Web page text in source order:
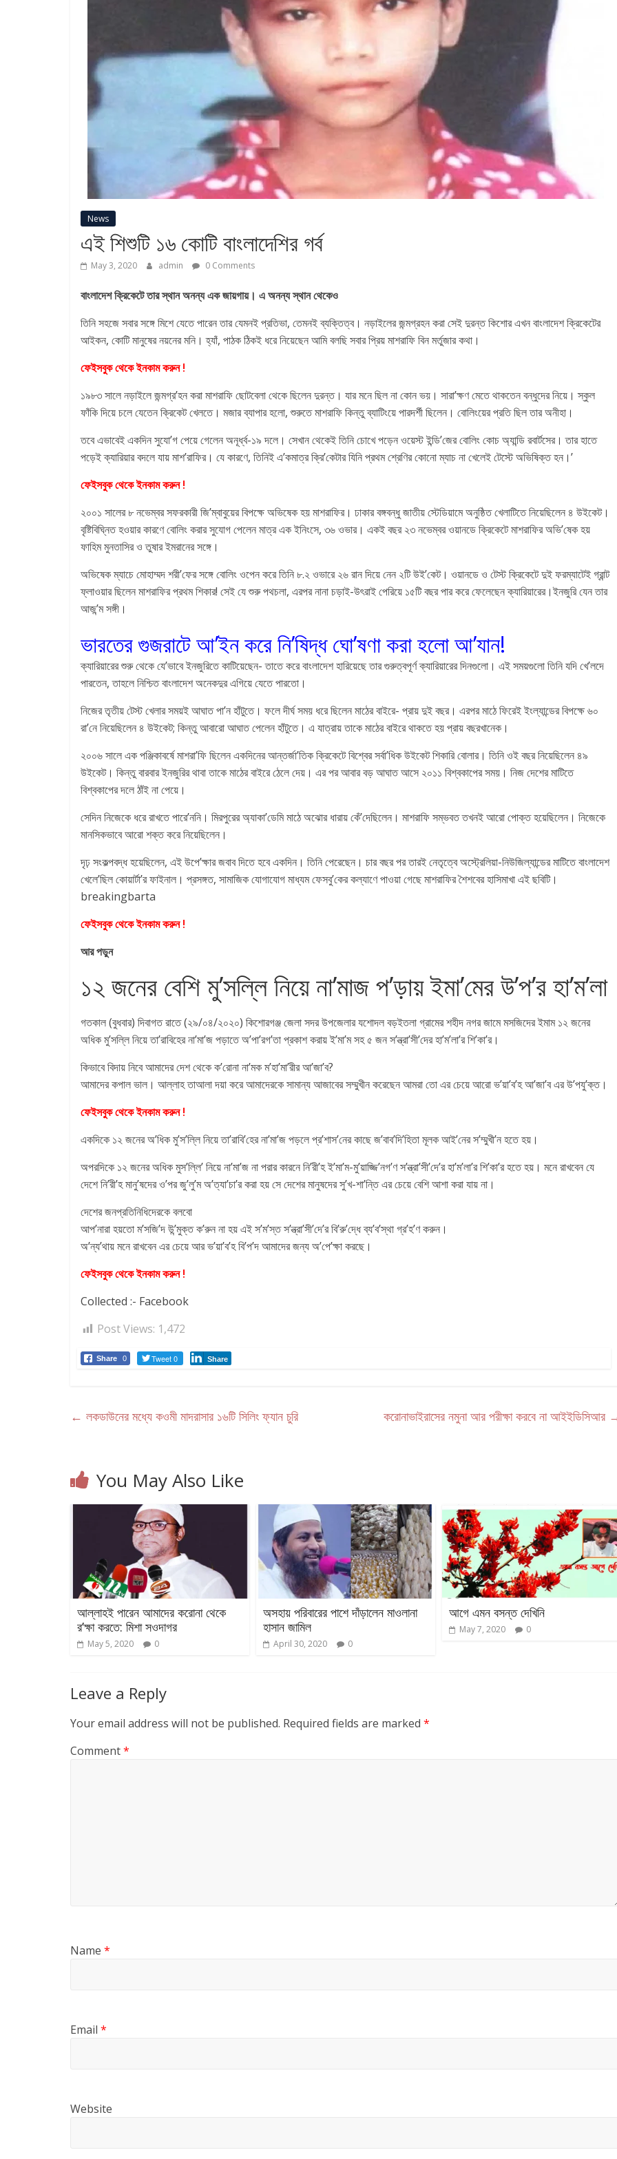
m
News
এই শিশুটি ১৬ কোটি বাংলাদেশির গর্ব
May 3, 2020 admin 0 Comments
বাংলাদেশ ক্রিকেটে তার স্থান অনন্য এক জায়গায়। এ অনন্য স্থান থেকেও
তিনি সহজে সবার সঙ্গে মিশে যেতে পারেন তার যেমনই প্রতিভা, তেমনই ব্যক্তিত্ব। নড়াইলের জন্মগ্রহন করা সেই দুরন্ত কিশোর এখন বাংলাদেশ ক্রিকেটের
আইকন, কোটি মানুষের নয়নের মনি। হ্যাঁ, পাঠক ঠিকই ধরে নিয়েছেন আমি বলছি সবার প্রিয় মাশরাফি বিন মর্তুজার কথা।
ফেইসবুক থেকে ইনকাম করুন !
১৯৮৩ সালে নড়াইলে জন্মগ্র’হন করা মাশরাফি ছোটবেলা থেকে ছিলেন দুরন্ত। যার মনে ছিল না কোন ভয়। সারা’ক্ষণ মেতে থাকতেন বন্ধুদের নিয়ে। স্কুল
ফাঁকি দিয়ে চলে যেতেন ক্রিকেট খেলতে। মজার ব্যাপার হলো, শুরুতে মাশরাফি কিন্তু ব্যাটিংয়ে পারদর্শী ছিলেন। বোলিংয়ের প্রতি ছিল তার অনীহা।
তবে এভাবেই একদিন সুযো’গ পেয়ে গেলেন অনূর্ধ্ব-১৯ দলে। সেখান থেকেই তিনি চোখে পড়েন ওয়েস্ট ইন্ডি’জের বোলিং কোচ অ্যান্ডি রবার্টসের। তার হাতে
পড়েই ক্যারিয়ার বদলে যায় মাশ’রাফির। যে কারণে, তিনিই এ’কমাত্র ক্রি’কেটার যিনি প্রথম শ্রেণির কোনো ম্যাচ না খেলেই টেস্টে অভিষিক্ত হন।’
ফেইসবুক থেকে ইনকাম করুন !
২০০১ সালের ৮ নভেম্বর সফরকারী জি’ম্বাবুয়ের বিপক্ষে অভিষেক হয় মাশরাফির। ঢাকার বঙ্গবন্ধু জাতীয় স্টেডিয়ামে অনুষ্ঠিত খেলাটিতে নিয়েছিলেন ৪ উইকেট।
বৃষ্টিবিঘ্নিত হওয়ার কারণে বোলিং করার সুযোগ পেলেন মাত্র এক ইনিংসে, ৩৬ ওভার। একই বছর ২৩ নভেম্বর ওয়ানডে ক্রিকেটে মাশরাফির অভি’ষেক হয়
ফাহিম মুনতাসির ও তুষার ইমরানের সঙ্গে।
অভিষেক ম্যাচে মোহাম্মদ শরী’ফের সঙ্গে বোলিং ওপেন করে তিনি ৮.২ ওভারে ২৬ রান দিয়ে নেন ২টি উই’কেট। ওয়ানডে ও টেস্ট ক্রিকেটে দুই ফরম্যাটেই গ্রান্ট
ফ্লাওয়ার ছিলেন মাশরাফির প্রথম শিকার! সেই যে শুরু পথচলা, এরপর নানা চড়াই-উৎরাই পেরিয়ে ১৫টি বছর পার করে ফেলেছেন ক্যারিয়ারের।ইনজুরি যেন তার
আজ’ন্ম সঙ্গী।
ভারতের গুজরাটে আ’ইন করে নি’ষিদ্ধ ঘো’ষণা করা হলো আ’যান!
ক্যারিয়ারের শুরু থেকে যে’ভাবে ইনজুরিতে কাটিয়েছেন- তাতে করে বাংলাদেশ হারিয়েছে তার গুরুত্বপূর্ণ ক্যারিয়ারের দিনগুলো। এই সময়গুলো তিনি যদি খে’লদে
পারতেন, তাহলে নিশ্চিত বাংলাদেশ অনেকদুর এগিয়ে যেতে পারতো।
নিজের তৃতীয় টেস্ট খেলার সময়ই আঘাত পা’ন হাঁটুতে। ফলে দীর্ঘ সময় ধরে ছিলেন মাঠের বাইরে- প্রায় দুই বছর। এরপর মাঠে ফিরেই ইংল্যান্ডের বিপক্ষে ৬০
রা’নে নিয়েছিলেন ৪ উইকেট; কিন্তু আবারো আঘাত পেলেন হাঁটুতে। এ যাত্রায় তাকে মাঠের বাইরে থাকতে হয় প্রায় বছরখানেক।
২০০৬ সালে এক পঞ্জিকাবর্ষে মাশরা’ফি ছিলেন একদিনের আন্তর্জা’তিক ক্রিকেটে বিশ্বের সর্বা’ধিক উইকেট শিকারি বোলার। তিনি ওই বছর নিয়েছিলেন ৪৯
উইকেট। কিন্তু বারবার ইনজুরির থাবা তাকে মাঠের বাইরে ঠেলে দেয়। এর পর আবার বড় আঘাত আসে ২০১১ বিশ্বকাপের সময়। নিজ দেশের মাটিতে
বিশ্বকাপের দলে ঠাঁই না পেয়ে।
সেদিন নিজেকে ধরে রাখতে পারে’ননি। মিরপুরের অ্যাকা’ডেমি মাঠে অঝোর ধারায় কেঁ’দেছিলেন। মাশরাফি সম্ভবত তখনই আরো পোক্ত হয়েছিলেন। নিজেকে
মানসিকভাবে আরো শক্ত করে নিয়েছিলেন।
দৃঢ় সংকল্পবদ্ধ হয়েছিলেন, এই উপে’ক্ষার জবাব দিতে হবে একদিন। তিনি পেরেছেন। চার বছর পর তারই নেতৃত্বে অস্ট্রেলিয়া-নিউজিল্যান্ডের মাটিতে বাংলাদেশ
খেলে’ছিল কোয়ার্টা’র ফাইনাল। প্রসঙ্গত, সামাজিক যোগাযোগ মাধ্যম ফেসবু’কের কল্যাণে পাওয়া গেছে মাশরাফির শৈশবের হাসিমাখা এই ছবিটি।
breakingbarta
ফেইসবুক থেকে ইনকাম করুন !
আর পড়ুন
১২ জনের বেশি মু’সল্লি নিয়ে না’মাজ প’ড়ায় ইমা’মের উ’প’র হা’ম’লা
গতকাল (বুধবার) দিবাগত রাতে (২৯/০৪/২০২০) কিশোরগঞ্জ জেলা সদর উপজেলার যশোদল বড়ইতলা গ্রামের শহীদ নগর জামে মসজিদের ইমাম ১২ জনের
অধিক মু’সল্লি নিয়ে তা’রাবিহের না’মা’জ পড়াতে অ’পা’রগ’তা প্রকাশ করায় ই’মা’ম সহ ৫ জন স’ন্ত্রা’সী’দের হা’ম’লা’র শি’কা’র।
কিভাবে বিদায় নিবে আমাদের দেশ থেকে ক’রোনা না’মক ম’হা’মা’রীর আ’জা’ব?
আমাদের কপাল ভাল‌। আল্লাহ তাআলা দয়া করে আমাদেরকে সামান্য আজাবের সম্মুখীন করেছেন আমরা তো এর চেয়ে আরো ভ’য়া’ব’হ আ’জা’ব এর উ’পযু’ক্ত।
ফেইসবুক থেকে ইনকাম করুন !
একদিকে ১২ জনের অ’ধিক মু’স’ল্লি নিয়ে তা’রাবি’হের না’মা’জ পড়লে প্র’শাস’নের কাছে জ’বাব’দি’হিতা মূলক আই’নের স’ম্মুখী’ন হতে হয়।
অপরদিকে ১২ জনের অধিক মুস’ল্লি’ নিয়ে না’মা’জ না পরার কারনে নি’রী’হ ই’মা’ম-মু’য়াজ্জি’নগ’ণ স’ন্ত্রা’সী’দে’র হা’ম’লা’র শি’কা’র হতে হয়। মনে রাখবেন যে
দেশে নি’রী’হ মানু’ষদের ও’পর জু’লু’ম অ’ত্যা’চা’র করা হয় সে দেশের মানুষদের সু’খ-শা’ন্তি এর চেয়ে বেশি আশা করা যায় না।
দেশের জনপ্রতিনিধিদেরকে বলবো
আপ’নারা হয়তো ম’সজি’দ উ’ন্মুক্ত ক’রুন না হয় এই স’ম’স্ত স’ন্ত্রা’সী’দে’র বি’রু’দ্ধে ব্য’ব’স্থা গ্র’হ’ণ করুন।
অ’ন্য’থায় মনে রাখবেন এর চেয়ে আর ভ’য়া’ব’হ বি’প’দ আমাদের জন্য অ’পে’ক্ষা করছে।
ফেইসবুক থেকে ইনকাম করুন !
Collected :- Facebook
Post Views: 1,472
Share 0 Tweet 0 Share
← লকডাউনের মধ্যে কওমী মাদরাসার ১৬টি সিলিং ফ্যান চুরি করোনাভাইরাসের নমুনা আর পরীক্ষা করবে না আইইডিসিআর
You May Also Like
আল্লাহই পারেন আমাদের করোনা থেকে
র’ক্ষা করতে: মিশা সওদাগর
May 5, 2020 0
অসহায় পরিবারের পাশে দাঁড়ালেন মাওলানা
হাসান জামিল
April 30, 2020 0
আগে এমন বসন্ত দেখিনি
May 7, 2020 0
Leave a Reply
Your email address will not be published. Required fields are marked *
Comment*
Name *
Email *
Website